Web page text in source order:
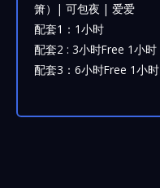
箫）| 可包夜 | 爱爱
配套1：1小时
配套2 : 3小时Free 1小时
配套3：6小时Free 1小时